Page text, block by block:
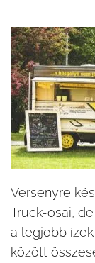
Versenyre
Truck-osai,
a legjobb ízek
között